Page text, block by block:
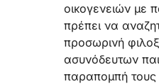
οικογενειών με
πρέπει να
προσωρινή
ασυνόδευτων
παραπομπή